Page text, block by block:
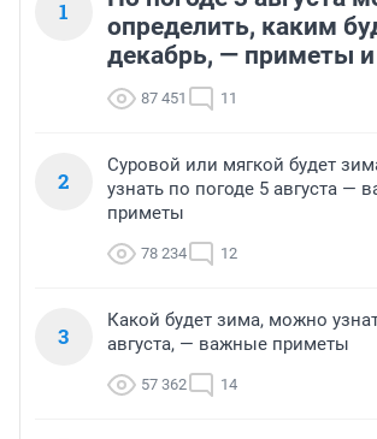
1
определить, каким
декабрь, — приметы
87 451 11
2
Суровой или мягкой будет
узнать по погоде 5 августа —
приметы
78 234 12
3
Какой будет зима, можно
августа, — важные приметы
57 362 14